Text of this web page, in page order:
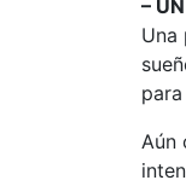
–
Una
Aún